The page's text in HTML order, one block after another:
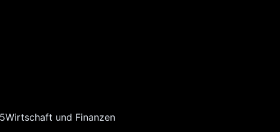
Wirtschaft und Finanzen